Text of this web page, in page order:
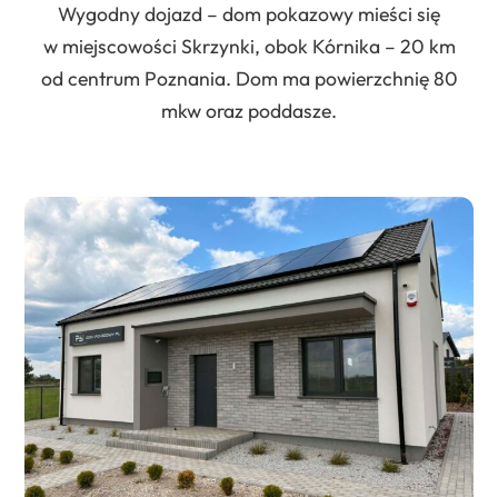
Wygodny dojazd – dom pokazowy mieści się
w miejscowości Skrzynki, obok Kórnika – 20 km
od centrum Poznania. Dom ma powierzchnię 80
mkw oraz poddasze.